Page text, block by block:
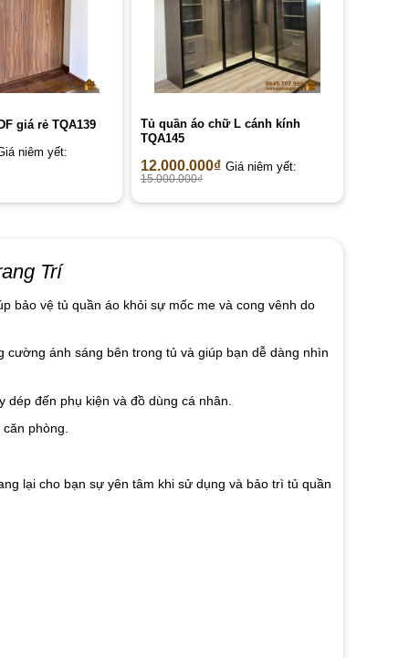
giá rẻ TQA139
niêm yết:
Tủ quần áo chữ L cánh kính
TQA145
12.000.000₫ Giá niêm yết:
15.000.000₫
Trí
bảo vệ tủ quần áo khỏi sự mốc me và cong vênh do
ánh sáng bên trong tủ và giúp bạn dễ dàng nhìn
đến phụ kiện và đồ dùng cá nhân.
phòng.
lại cho bạn sự yên tâm khi sử dụng và bảo trì tủ quần